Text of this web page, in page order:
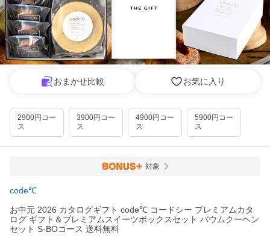
おまかせ比較 お気に入り
2900円コー
ス
3900円コー
ス
4900円コー
ス
5900円コー
ス
対象
code℃
お中元 2026 カタログギフト code℃ コードシー プレミアムカタ
ログ ギフト＆プレミアムスイーツボックスセット バウムクーヘン
セット S-BOコース 送料無料